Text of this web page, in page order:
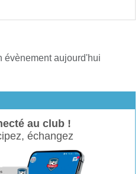
évènement aujourd'hui
au club !
échangez